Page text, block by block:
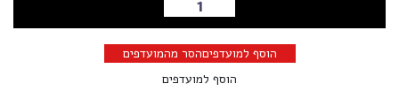
הוספה לסל
הוסף למועדפיםהסר מהמועדפים
הוסף למועדפים